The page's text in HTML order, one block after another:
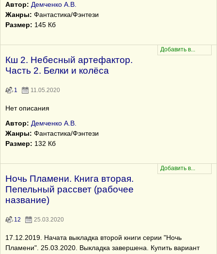
Автор: Демченко А.В.
Жанры: Фантастика/Фэнтези
Размер: 145 Кб
Кш 2. Небесный артефактор.
Часть 2. Белки и колёса
1 11.05.2020
Нет описания
Автор: Демченко А.В.
Жанры: Фантастика/Фэнтези
Размер: 132 Кб
Ночь Пламени. Книга вторая.
Пепельный рассвет (рабочее
название)
12 25.03.2020
17.12.2019. Начата выкладка второй книги серии "Ночь
Пламени". 25.03.2020. Выкладка завершена. Купить вариант